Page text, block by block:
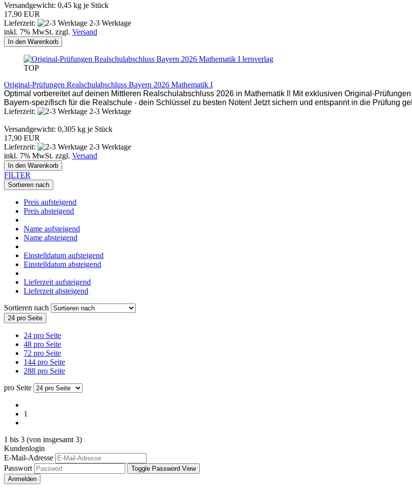
Versandgewicht: 0,45 kg je Stück
17,90 EUR
Lieferzeit:
2-3 Werktage
inkl. 7% MwSt. zzgl. Versand
In den Warenkorb
lernverlag
TOP
Original-Prüfungen Realschulabschluss Bayern 2026 Mathematik I
Optimal vorbereitet auf deinen Mittleren Realschulabschluss 2026 in Mathematik I! Mit exklusiven Original-
Bayern-spezifisch für die Realschule - dein Schlüssel zu besten Noten! Jetzt sichern und entspannt in die Prüfung
Lieferzeit:
2-3 Werktage
Versandgewicht: 0,305 kg je Stück
17,90 EUR
Lieferzeit:
2-3 Werktage
inkl. 7% MwSt. zzgl. Versand
In den Warenkorb
FILTER
Sortieren nach
Preis aufsteigend
Preis absteigend
Name aufsteigend
Name absteigend
Einstelldatum aufsteigend
Einstelldatum absteigend
Lieferzeit aufsteigend
Lieferzeit absteigend
Sortieren nach
24 pro Seite
24 pro Seite
48 pro Seite
72 pro Seite
144 pro Seite
288 pro Seite
pro Seite
1
1 bis 3 (von insgesamt 3)
Kundenlogin
E-Mail-Adresse
Passwort
Toggle Password View
Anmelden